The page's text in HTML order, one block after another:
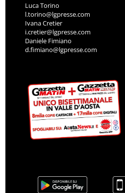
Luca Torino
l.torino@lgpresse.com
Ivana Cretier
i.cretier@lgpresse.com
Daniele Fimiano
d.fimiano@lgpresse.com